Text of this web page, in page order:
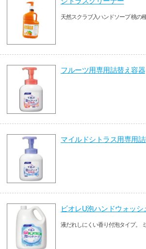
天然スクラブ入ハンドソープ 桃の
フルーツ用専用詰替え容器
マイルドシトラス用専用
ビオレU泡ハンドウォッシ
液だれしにくい香り付泡タイプ。